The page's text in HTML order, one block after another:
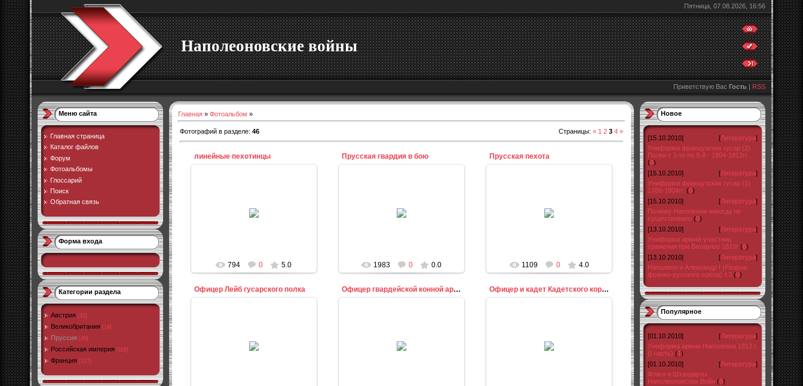
Пятница, 07.08.2026, 16:56
Наполеоновские войны
Приветствую Вас Гость | RSS
Меню сайта
Главная страница
Каталог файлов
Форум
Фотоальбомы
Глоссарий
Поиск
Обратная связь
Форма входа
Категории раздела
Австрия [32]
Великобритания [14]
Пруссия [46]
Российская империя [118]
Франция [127]
Главная » Фотоальбом »
Фотографий в разделе: 46 Страницы: « 1 2 3 4 »
линейные пехотинцы
794 0 5.0
Прусская гвардия в бою
1983 0 0.0
Прусская пехота
1109 0 4.0
Офицер Лейб гусарского полка Офицер гвардейской конной артиллерии Офицер и кадет Кадетского корпуса
Новое
[15.10.2010] [Литература]
Униформа французских гусар (2)
Полки с 1-го по 8-й - 1804-1812гг.
(0)
[15.10.2010]
[Литература]
Униформа французских гусар (1)
1786-1804гг. (0)
[15.10.2010]
[Литература]
Почему Наполеона никогда не
существовало (0)
[13.10.2010]
[Литература]
Униформа армий-участниц
сражения при Ватерлоо 1815г (0)
[13.10.2010]
[Литература]
Наполеон и Александр I (Разрыв
франко-русского союза) т.3 (0)
Популярное
[01.10.2010] [Литература]
Униформа армии Наполеона 1812 г.
(I часть) (1)
[01.10.2010]
[Литература]
Флаги и Штандарты
Наполеоновских Войн (0)